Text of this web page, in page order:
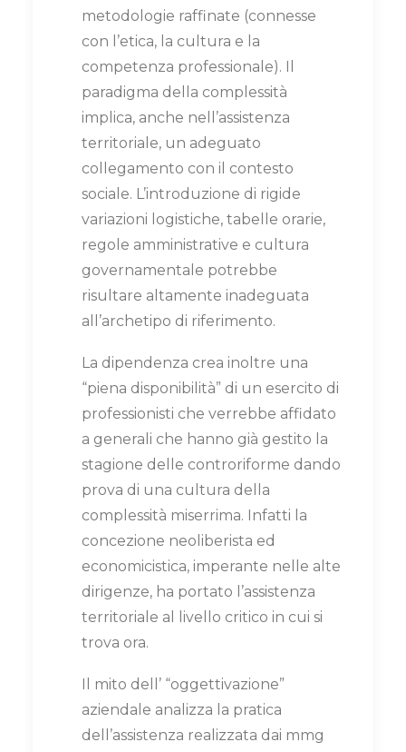
metodologie raffinate (connesse
con l’etica, la cultura e la
competenza professionale). Il
paradigma della complessità
implica, anche nell’assistenza
territoriale, un adeguato
collegamento con il contesto
sociale. L’introduzione di rigide
variazioni logistiche, tabelle orarie,
regole amministrative e cultura
governamentale potrebbe
risultare altamente inadeguata
all’archetipo di riferimento.
La dipendenza crea inoltre una
“piena disponibilità” di un esercito di
professionisti che verrebbe affidato
a generali che hanno già gestito la
stagione delle controriforme dando
prova di una cultura della
complessità miserrima. Infatti la
concezione neoliberista ed
economicistica, imperante nelle alte
dirigenze, ha portato l’assistenza
territoriale al livello critico in cui si
trova ora.
Il mito dell’ “oggettivazione”
aziendale analizza la pratica
dell’assistenza realizzata dai mmg